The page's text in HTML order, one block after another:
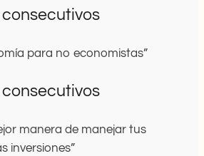
para no economistas”
manera de manejar tus
inversiones”